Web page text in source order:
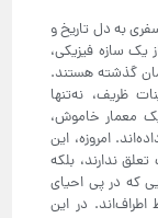
به دل تاریخ و
یک سازه فیزیکی،
گذشته هستند.
ظریف، نه‌تنها
یک معمار خاموش،
امروزه، این
ندارند، بلکه
که در پی احیای
در این